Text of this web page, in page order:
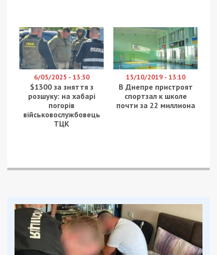
6/05/2025 - 13:30
$1300 за зняття з
розшуку: на хабарі
погорів
військовослужбовець
ТЦК
15/10/2019 - 13:10
В Днепре пристроят
спортзал к школе
почти за 22 миллиона